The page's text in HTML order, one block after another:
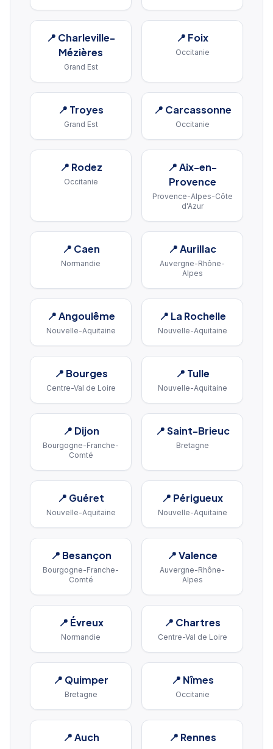
📍 Charleville-
Mézières
Grand Est
📍 Foix
Occitanie
📍 Troyes
Grand Est
📍 Carcassonne
Occitanie
📍 Rodez
Occitanie
📍Aix-en-
Provence
Provence-Alpes-Côte
d'Azur
📍 Caen
Normandie
📍Aurillac
Auvergne-Rhône-
Alpes
📍Angoulême
Nouvelle-Aquitaine
📍 La Rochelle
Nouvelle-Aquitaine
📍 Bourges
Centre-Val de Loire
📍 Tulle
Nouvelle-Aquitaine
📍 Dijon
Bourgogne-Franche-
Comté
📍Saint-Brieuc
Bretagne
📍 Guéret
Nouvelle-Aquitaine
📍 Périgueux
Nouvelle-Aquitaine
📍 Besançon
Bourgogne-Franche-
Comté
📍Valence
Auvergne-Rhône-
Alpes
📍 Évreux
Normandie
📍 Chartres
Centre-Val de Loire
📍 Quimper
Bretagne
📍 Nîmes
Occitanie
📍Auch 📍 Rennes